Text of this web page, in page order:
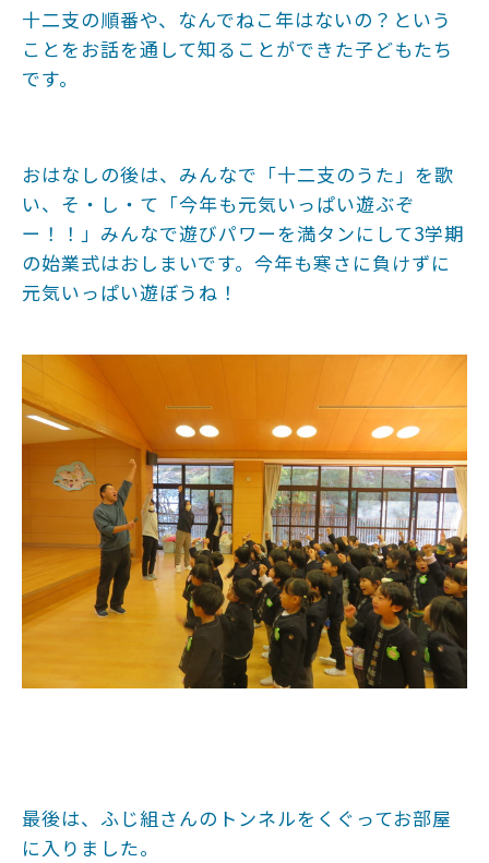
十二支の順番や、なんでねこ年はないの？という
ことをお話を通して知ることができた子どもたち
です。
おはなしの後は、みんなで「十二支のうた」を歌
い、そ・し・て「今年も元気いっぱい遊ぶぞ
ー！！」みんなで遊びパワーを満タンにして3学期
の始業式はおしまいです。今年も寒さに負けずに
元気いっぱい遊ぼうね！
最後は、ふじ組さんのトンネルをくぐってお部屋
に入りました。